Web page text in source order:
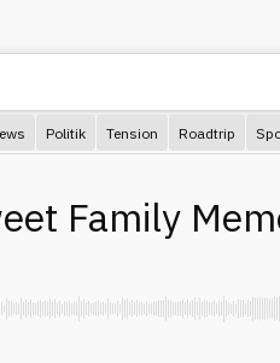
Politik Tension Roadtrip
Family